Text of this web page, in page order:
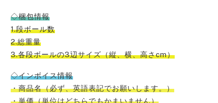
◇梱包情報
1.段ボール数
2.総重量
3.各段ボールの3辺サイズ（縦、横、高さcm）
◇インボイス情報
・商品名（必ず、英語表記でお願いします。）
・単価（単位はどちらでもかまいません）